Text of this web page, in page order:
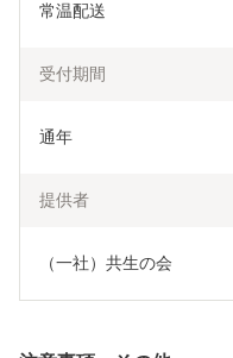
常温配送
受付期間
通年
提供者
（一社）共生の会